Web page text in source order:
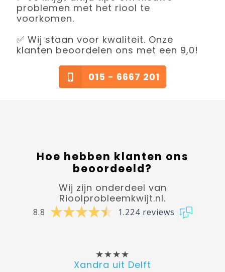
problemen met het riool te
voorkomen.
✅ Wij staan voor kwaliteit. Onze
klanten beoordelen ons met een 9,0!
015 - 6667 201
Hoe hebben klanten ons
beoordeeld?
Wij zijn onderdeel van
Rioolprobleemkwijt.nl.
8.8 1.224 reviews
★★★★
Xandra uit Delft